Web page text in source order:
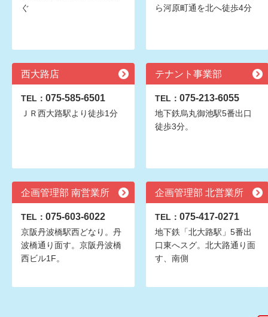
ぐ
ら河原町通を北へ徒歩4分
西大路店
TEL： 075-585-6501
ＪＲ西大路駅より徒歩1分
テナント事業部
TEL： 075-213-6055
地下鉄烏丸御池駅5番出口
徒歩3分。
企画管理部 南営業所
TEL： 075-603-6022
京阪丹波橋駅西どなり。丹
波橋通り面す。京阪丹波橋
西ビル1F。
企画管理部 北営業所
TEL： 075-417-0271
地下鉄「北大路駅」5番出
口東へスグ。北大路通り面
す、南側